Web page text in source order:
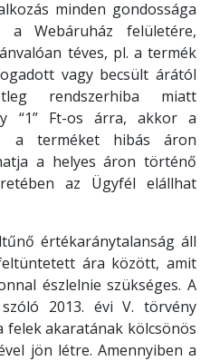
minden gondossága
Webáruház felületére,
téves, pl. a termék
vagy becsült árától
rendszerhiba miatt
“1” Ft-os árra, akkor a
a terméket hibás áron
a helyes áron történő
az Ügyfél elállhat
értékaránytalanság áll
ára között, amit
észlelnie szükséges. A
2013. évi V. törvény
felek akaratának kölcsönös
jön létre. Amennyiben a